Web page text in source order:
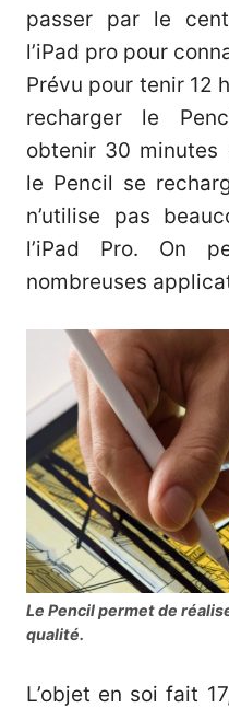
passer par le
l’iPad pro pour
Prévu pour tenir 12
recharger le
obtenir 30 minutes
le Pencil se
n’utilise pas
l’iPad Pro. On
nombreuses
Le Pencil permet de
qualité.
L’objet en soi fait